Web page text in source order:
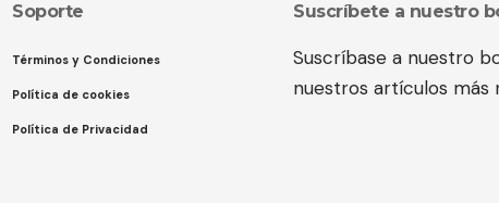
Soporte
Términos y Condiciones
Política de cookies
Política de Privacidad
Suscríbete a nuestro
Suscríbase a nuestro
nuestros artículos más